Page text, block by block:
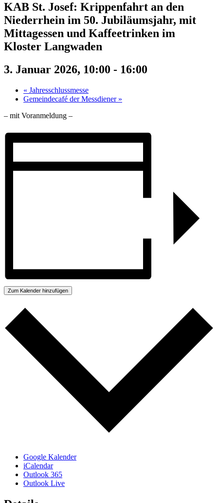
KAB St. Josef: Krippenfahrt an den
Niederrhein im 50. Jubiläumsjahr, mit
Mittagessen und Kaffeetrinken im
Kloster Langwaden
3. Januar 2026, 10:00 - 16:00
« Jahresschlussmesse
Gemeindecafé der Messdiener »
– mit Voranmeldung –
Zum Kalender hinzufügen
Google Kalender
iCalendar
Outlook 365
Outlook Live